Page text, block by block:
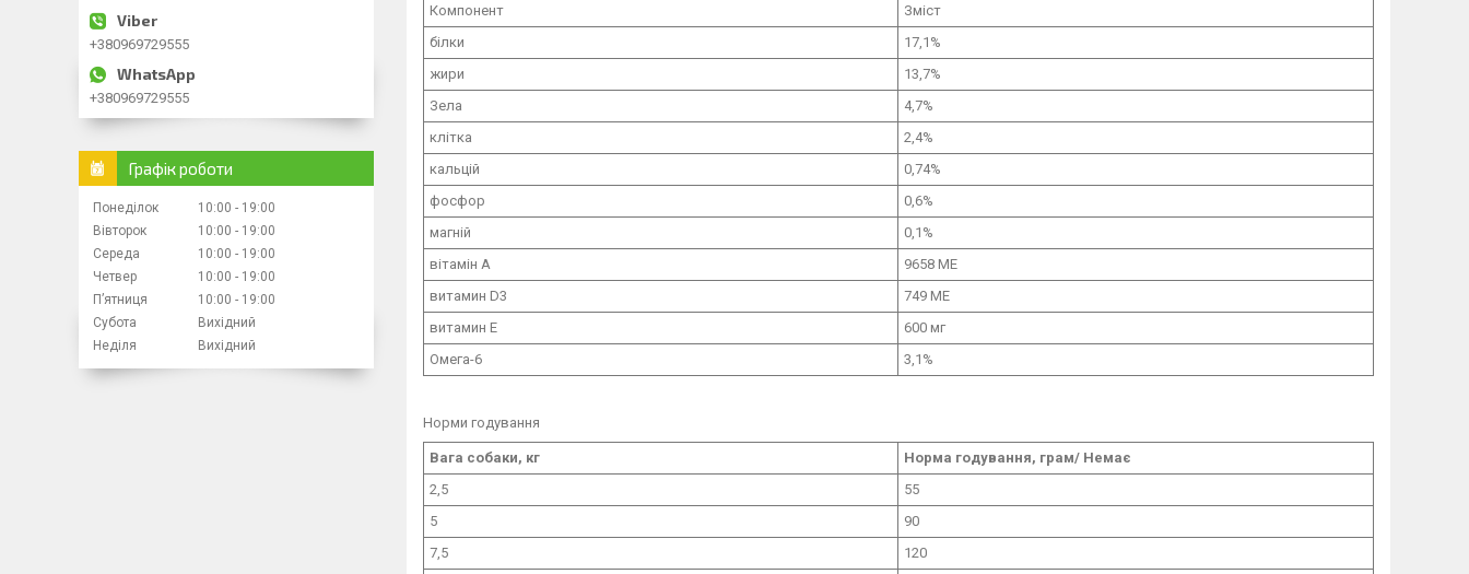
Компонент
Зміст
білки
17,1%
жири
13,7%
Зела
4,7%
клітка
2,4%
кальцій
0,74%
фосфор
0,6%
магній
0,1%
вітамін А
9658 МЕ
витамин D3
749 МЕ
витамин Е
600 мг
Омега-6
3,1%
Норми годування
Вага собаки, кг
Норма годування, грам/ Немає
2,5
55
5
90
7,5
120
+380969729555
+380969729555
Графік роботи
Понеділок 10:00
19:00
Вівторок
10:00
19:00
Середа
10:00
19:00
Четвер
10:00
19:00
Пʼятниця
10:00
19:00
Субота
Вихідний
Неділя
Вихідний